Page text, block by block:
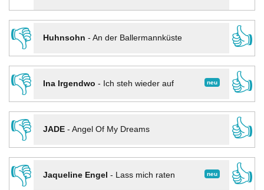
👎
Huhnsohn - An der Ballermannküste
👍
👎
neu
Ina Irgendwo - Ich steh wieder auf
👍
👎
JADE- Angel Of My Dreams
👍
👎
neu
Jaqueline Engel - Lass mich raten
👍